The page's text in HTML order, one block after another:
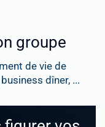
groupe
de vie de
dîner, ...